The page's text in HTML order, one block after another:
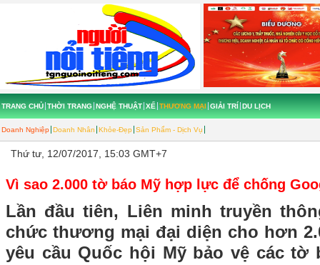
TRANG CHỦ THỜI TRANG NGHỆ THUẬT XẾ THƯƠNG MẠI
Doanh Nghiệp Doanh Nhân Khỏe-Đẹp Sản Phẩm - Dịch Vụ
GIẢI TRÍ DU LỊCH
Thứ tư, 12/07/2017, 15:03 GMT+7
Vì sao 2.000 tờ báo Mỹ hợp lực để chống
Lần đầu tiên, Liên minh truyền
chức thương mại đại diện cho hơn
yêu cầu Quốc hội Mỹ bảo vệ các tờ